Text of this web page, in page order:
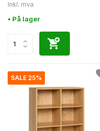
Inkl. mva
• På lager
SALE 25%